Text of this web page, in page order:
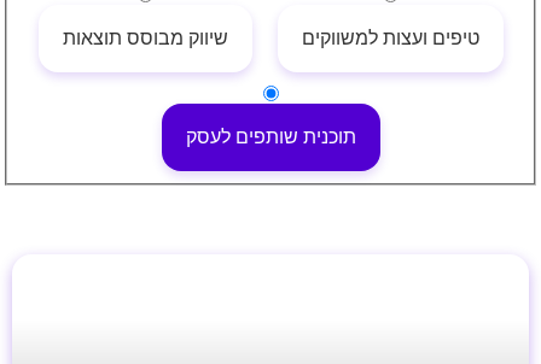
טיפים ועצות למשווקים שיווק מבוסס תוצאות
תוכנית שותפים לעסק